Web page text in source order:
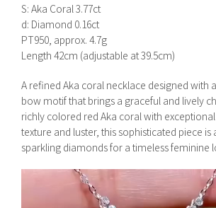
S: Aka Coral 3.77ct
d: Diamond 0.16ct
PT950, approx. 4.7g
Length 42cm (adjustable at 39.5cm)
A refined Aka coral necklace designed with
bow motif that brings a graceful and lively
richly colored red Aka coral with
texture and luster, this sophisticated piece is
sparkling diamonds for a timeless feminine